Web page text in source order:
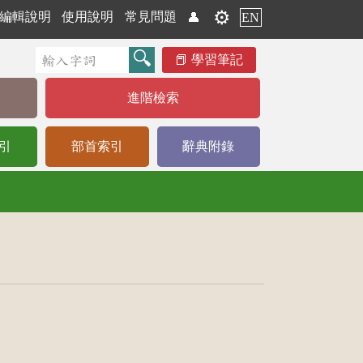
編輯說明 使用說明 常見問題 👤 ⚙️ EN
學習筆記
進階檢索
部首索引 辭典附錄